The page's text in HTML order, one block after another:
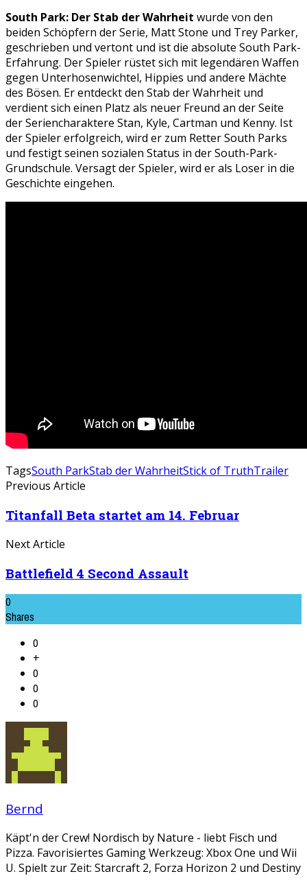
South Park: Der Stab der Wahrheit wurde von den
beiden Schöpfern der Serie, Matt Stone und Trey Parker,
geschrieben und vertont und ist die absolute South Park-
Erfahrung. Der Spieler rüstet sich mit legendären Waffen
gegen Unterhosenwichtel, Hippies und andere Mächte
des Bösen. Er entdeckt den Stab der Wahrheit und
verdient sich einen Platz als neuer Freund an der Seite
der Seriencharaktere Stan, Kyle, Cartman und Kenny. Ist
der Spieler erfolgreich, wird er zum Retter South Parks
und festigt seinen sozialen Status in der South-Park-
Grundschule. Versagt der Spieler, wird er als Loser in die
Geschichte eingehen.
TagsSouth ParkStab der WahrheitStick of TruthTrailer
Previous Article
Titanfall Beta startet am 14. Februar
Next Article
Battlefield 4 Second Assault
0
Shares
0
+
0
0
0
Bernd
Käpt'n der Crew! Nordisch by Nature - liebt Fisch und
Pizza. Favorisiertes Gaming Werkzeug: Xbox One und Wii
U. Spielt zur Zeit: Starcraft 2, Forza Horizon 2 und Destiny